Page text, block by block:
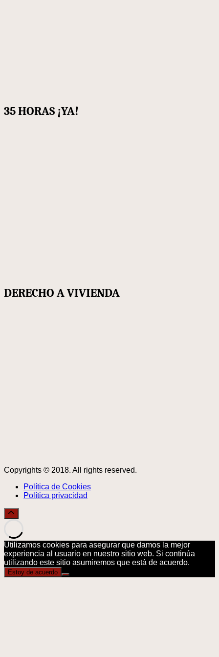
35 HORAS ¡YA!
DERECHO A VIVIENDA
Copyrights © 2018. All rights reserved.
Política de Cookies
Política privacidad
Utilizamos cookies para asegurar que damos la mejor
experiencia al usuario en nuestro sitio web. Si continúa
utilizando este sitio asumiremos que está de acuerdo.
Estoy de acuerdo